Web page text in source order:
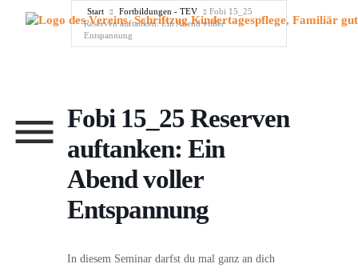
Menü überspringen
Menü überspringen
Start Fortbildungen - TEV
Fobi 15_25
Reserven auftanken: Ein Abend voller
Entspannung
Fobi 15_25 Reserven
auftanken: Ein
Abend voller
Entspannung
In diesem Seminar darfst du mal ganz an dich